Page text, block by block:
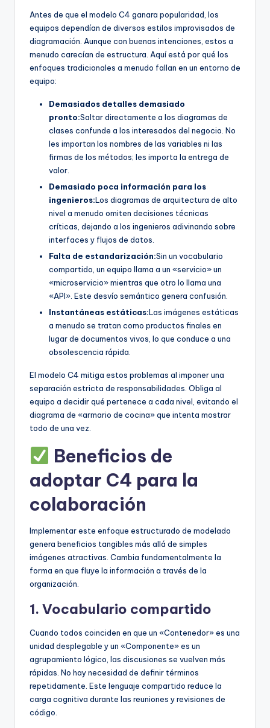
Antes de que el modelo C4 ganara popularidad, los
equipos dependían de diversos estilos improvisados de
diagramación. Aunque con buenas intenciones, estos a
menudo carecían de estructura. Aquí está por qué los
enfoques tradicionales a menudo fallan en un entorno de
equipo:
Demasiados detalles demasiado
pronto:Saltar directamente a los diagramas de
clases confunde a los interesados del negocio. No
les importan los nombres de las variables ni las
firmas de los métodos; les importa la entrega de
valor.
Demasiado poca información para los
ingenieros:Los diagramas de arquitectura de alto
nivel a menudo omiten decisiones técnicas
críticas, dejando a los ingenieros adivinando sobre
interfaces y flujos de datos.
Falta de estandarización:Sin un vocabulario
compartido, un equipo llama a un «servicio» un
«microservicio» mientras que otro lo llama una
«API». Este desvío semántico genera confusión.
Instantáneas estáticas:Las imágenes estáticas
a menudo se tratan como productos finales en
lugar de documentos vivos, lo que conduce a una
obsolescencia rápida.
El modelo C4 mitiga estos problemas al imponer una
separación estricta de responsabilidades. Obliga al
equipo a decidir qué pertenece a cada nivel, evitando el
diagrama de «armario de cocina» que intenta mostrar
todo de una vez.
Beneficios de
adoptar C4 para la
colaboración
Implementar este enfoque estructurado de modelado
genera beneficios tangibles más allá de simples
imágenes atractivas. Cambia fundamentalmente la
forma en que fluye la información a través de la
organización.
1. Vocabulario compartido
Cuando todos coinciden en que un «Contenedor» es una
unidad desplegable y un «Componente» es un
agrupamiento lógico, las discusiones se vuelven más
rápidas. No hay necesidad de definir términos
repetidamente. Este lenguaje compartido reduce la
carga cognitiva durante las reuniones y revisiones de
código.